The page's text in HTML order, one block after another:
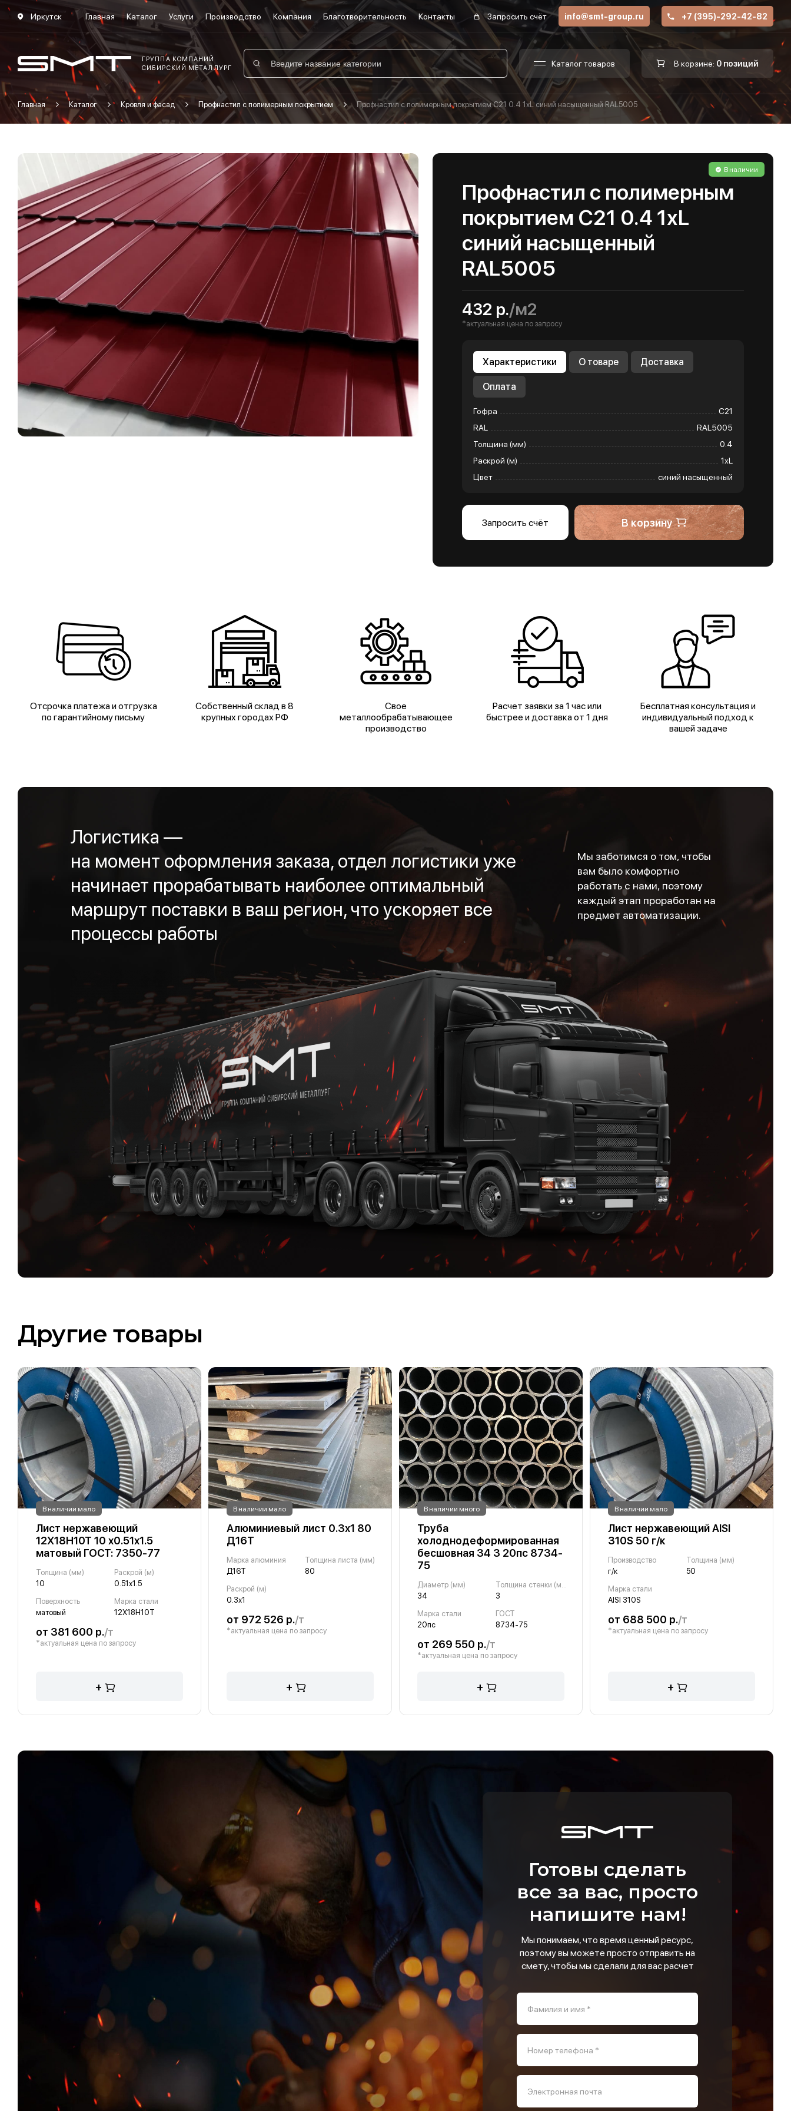
Иркутск Главная Каталог Услуги Производство Компания Благотворительность Контакты Запросить счёт info@smt-group.ru +7 (395)-292-42-82
ГРУППА КОМПАНИЙ
СИБИРСКИЙ МЕТАЛЛУРГ
Каталог товаров В корзине: 0 позиций
Главная Каталог Кровля и фасад Профнастил с полимерным покрытием Профнастил с полимерным покрытием С21 0.4 1хL синий насыщенный RAL5005
В наличии
Профнастил с полимерным
покрытием С21 0.4 1хL
синий насыщенный
RAL5005
432 р./м2
*актуальная цена по запросу
Характеристики О товаре Доставка
Оплата
Гофра
С21
RAL
RAL5005
Толщина (мм)
0.4
Раскрой (м)
1хL
Цвет
синий насыщенный
Запросить счёт В корзину
Отсрочка платежа и отгрузка
по гарантийному письму
Собственный склад в 8
крупных городах РФ
Свое
металлообрабатывающее
производство
Расчет заявки за 1 час или
быстрее и доставка от 1 дня
Бесплатная консультация и
индивидуальный подход к
вашей задаче
Логистика —
на момент оформления заказа, отдел логистики уже
начинает прорабатывать наиболее оптимальный
маршрут поставки в ваш регион, что ускоряет все
процессы работы
Мы заботимся о том, чтобы
вам было комфортно
работать с нами, поэтому
каждый этап проработан на
предмет автоматизации.
Другие товары
В наличии мало
Лист нержавеющий
12Х18Н10Т 10 х0.51х1.5
матовый ГОСТ: 7350-77
Толщина (мм)
10
Раскрой (м)
0.51х1.5
Поверхность
матовый
Марка стали
12Х18Н10Т
от 381 600 р./т
*актуальная цена по запросу
+
В наличии мало
Алюминиевый лист 0.3х1 80
Д16Т
Марка алюминия
Д16Т
Толщина листа (мм)
80
Раскрой (м)
0.3х1
от 972 526 р./т
*актуальная цена по запросу
+
В наличии много
Труба
холоднодеформированная
бесшовная 34 3 20пс 8734-
75
Диаметр (мм)
34
Толщина стенки (мм)
3
Марка стали
20пс
ГОСТ
8734-75
от 269 550 р./т
*актуальная цена по запросу
+
В наличии мало
Лист нержавеющий AISI
310S 50 г/к
Производство
г/к
Толщина (мм)
50
Марка стали
AISI 310S
от 688 500 р./т
*актуальная цена по запросу
+
Готовы сделать
все за вас, просто
напишите нам!
Мы понимаем, что время ценный ресурс,
поэтому вы можете просто отправить на
смету, чтобы мы сделали для вас расчет
Фамилия и имя *
Номер телефона *
Электронная почта